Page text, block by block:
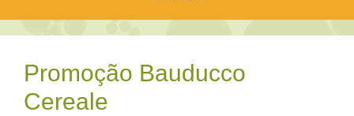
Promoção Bauducco
Cereale